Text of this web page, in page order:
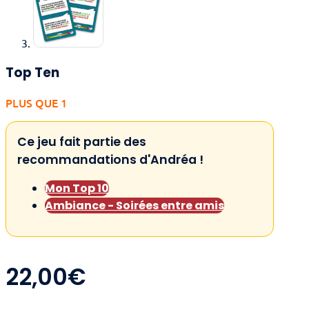
Top Ten
PLUS QUE 1
Ce jeu fait partie des
recommandations d'Andréa !
Mon Top 10
Ambiance - Soirées entre amis
22,00€